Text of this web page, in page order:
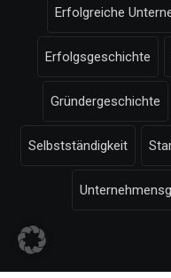
Erfolgreiche
Erfolgsgeschichte
Gründergeschichte
Selbstständigkeit